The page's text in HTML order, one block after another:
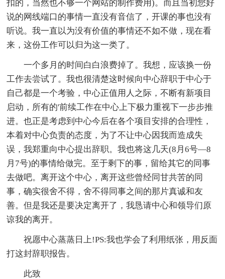
扣的，当然也不够一个网站的制作费用)。而且当初您好
说的网线端口的事情一直没有音信了，开课的事也没有
听说。我一直以为没有价值的事情还不如不做，现在看
来，这份工作可以归为这一类了。
一个多月的时间白白浪费掉了。我想，应该换一份
工作去尝试了。我也很清楚这时候向中心辞职于中心于
自己都是一个考验，中心正值用人之际，不断有新项目
启动，所有的'前续工作在中心上下极力重视下一步步推
进。也正是考虑到中心今后在各个项目安排的合理性，
本着对中心负责的态度，为了不让中心因我而造成失
误，我郑重向中心提出辞职。我也将这几天(8月6号—8
月7号)的事情给做完。至于剩下的事，留给其它的同事
去做吧。离开这个中心，离开这些曾经同甘共苦的同
事，确实很舍不得，舍不得同事之间的那片真诚和友
善。但是我还是要决定离开了，我恳请中心和领导们原
谅我的离开。
祝愿中心蒸蒸日上!PS:我也学会了利用纸张，用反面
打这封辞职报告。
此致